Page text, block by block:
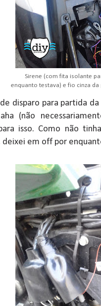
Sirene (com fita isolante
enquanto testava) e fio cinza
disparo para partida
(não
isso. Como não
deixei em off por